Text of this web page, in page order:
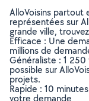
AlloVoisins partout
représentées sur
grande ville,
Efficace : Une
millions de
Généraliste : 1
possible sur
projets.
Rapide : 10
votre demande